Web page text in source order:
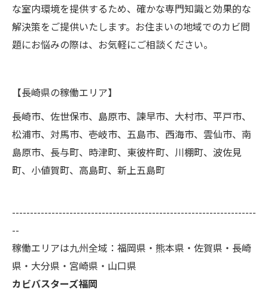
な室内環境を提供するため、確かな専門知識と効果的な
解決策をご提供いたします。お住まいの地域でのカビ問
題にお悩みの際は、お気軽にご相談ください。
【長崎県の稼働エリア】
長崎市、佐世保市、島原市、諫早市、大村市、平戸市、
松浦市、対馬市、壱岐市、五島市、西海市、雲仙市、南
島原市、長与町、時津町、東彼杵町、川棚町、波佐見
町、小値賀町、高島町、新上五島町
--------------------------------------------------------------------
--
稼働エリアは九州全域：福岡県・熊本県・佐賀県・長崎
県・大分県・宮崎県・山口県
カビバスターズ福岡